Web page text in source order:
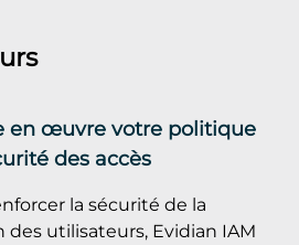
en œuvre votre politique
des accès
la sécurité de la
des utilisateurs, Evidian IAM